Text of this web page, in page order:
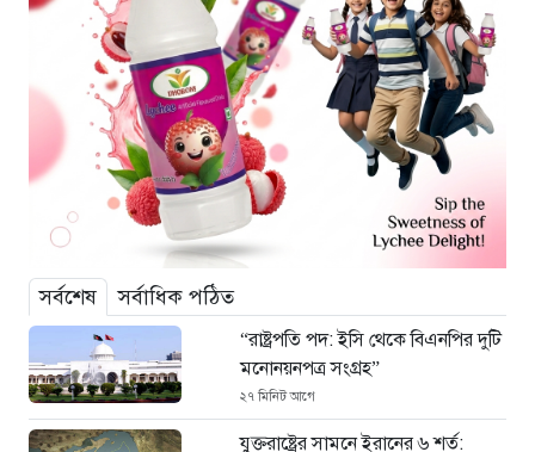
সর্বশেষ সর্বাধিক পঠিত
“রাষ্ট্রপতি পদ: ইসি থেকে বিএনপির দুটি
মনোনয়নপত্র সংগ্রহ”
২৭ মিনিট আগে
যুক্তরাষ্ট্রের সামনে ইরানের ৬ শর্ত: